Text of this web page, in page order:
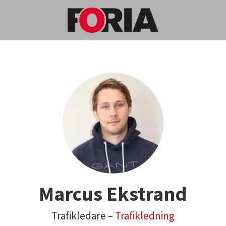
Marcus Ekstrand
Trafikledare – Trafikledning